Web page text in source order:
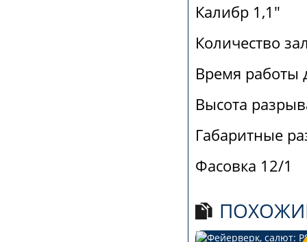
Калибр 1,1"
Количество
Время работы
Высота
Габаритные
Фасовка 12/1